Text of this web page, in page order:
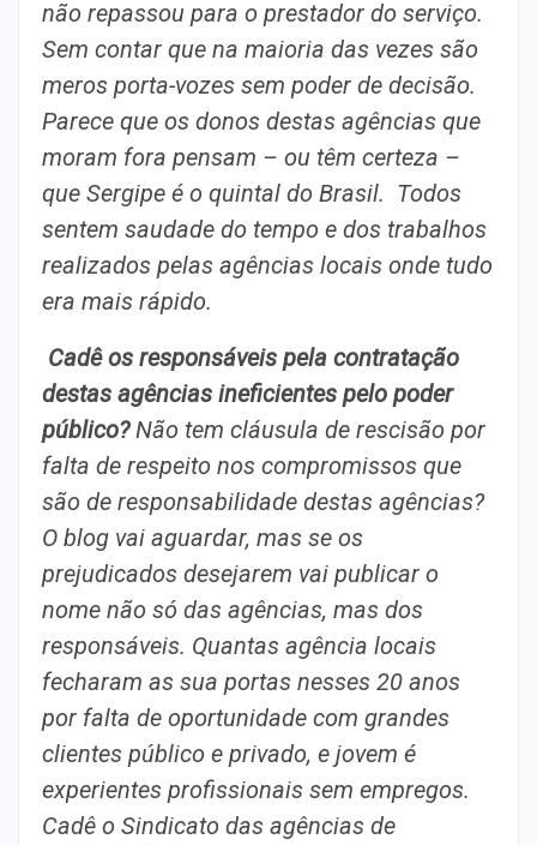
não repassou para o prestador do serviço.
Sem contar que na maioria das vezes são
meros porta-vozes sem poder de decisão.
Parece que os donos destas agências que
moram fora pensam – ou têm certeza –
que Sergipe é o quintal do Brasil. Todos
sentem saudade do tempo e dos trabalhos
realizados pelas agências locais onde tudo
era mais rápido.
Cadê os responsáveis pela contratação
destas agências ineficientes pelo poder
público?Não tem cláusula de rescisão por
falta de respeito nos compromissos que
são de responsabilidade destas agências?
O blog vai aguardar, mas se os
prejudicados desejarem vai publicar o
nome não só das agências, mas dos
responsáveis. Quantas agência locais
fecharam as sua portas nesses 20 anos
por falta de oportunidade com grandes
clientes público e privado, e jovem é
experientes profissionais sem empregos.
Cadê o Sindicato das agências de